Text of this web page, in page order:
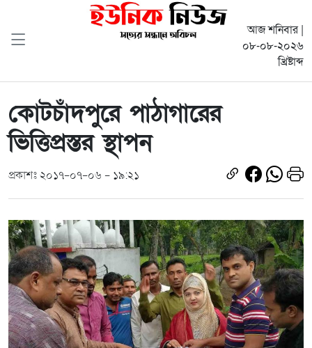
আজ শনিবার |
০৮-০৮-২০২৬
খ্রিষ্টাব্দ
কোটচাঁদপুরে পাঠাগারের
ভিত্তিপ্রস্তর স্থাপন
প্রকাশঃ ২০১৭-০৭-০৬ - ১৯:২১